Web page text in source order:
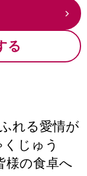
る
れる愛情が
じゅう
様の食卓へ